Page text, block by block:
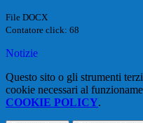
File DOCX
Contatore click: 68
Notizie
Questo sito o gli strumenti
cookie necessari al
COOKIE POLICY.